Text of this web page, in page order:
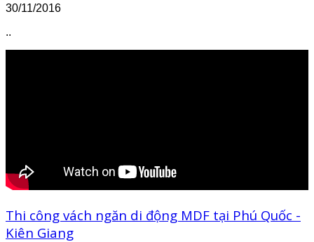
30/11/2016
..
Thi công vách ngăn di động MDF tại Phú Quốc -
Kiên Giang